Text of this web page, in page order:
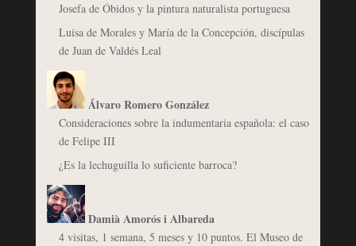
Josefa de Óbidos y la pintura naturalista portuguesa
Luisa de Morales y María de la Concepción, discípulas
de Juan de Valdés Leal
Álvaro Romero González
Consideraciones sobre la indumentaria española: el caso
de Felipe III
¿Es la lechuguilla lo suficiente barroca?
Damià Amorós i Albareda
4 visitas, 1 semana, 5 meses y 10 puntos. El Museo de